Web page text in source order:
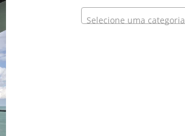
Selecione uma categoria